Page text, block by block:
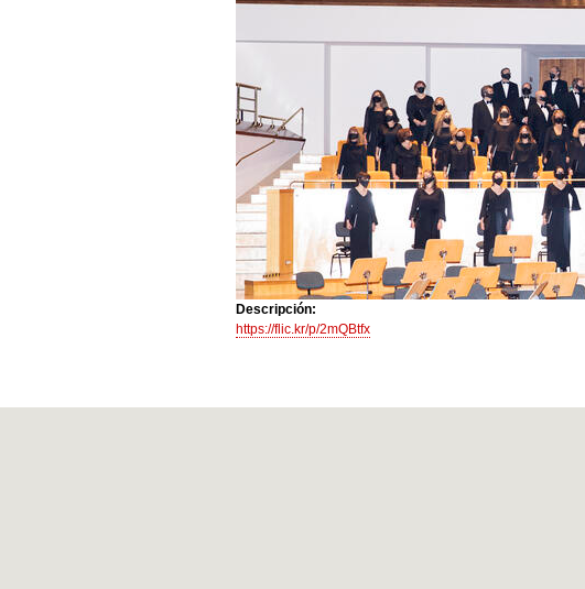
Descripción:
https://flic.kr/p/2mQBtfx